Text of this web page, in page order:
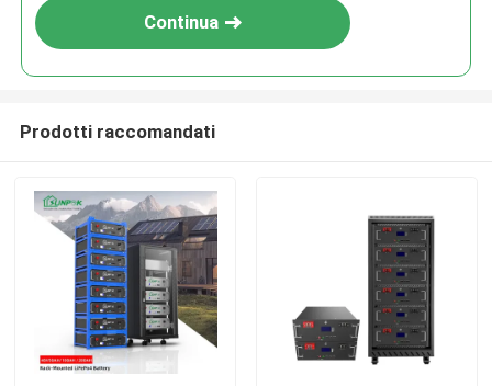
Continua
Prodotti raccomandati